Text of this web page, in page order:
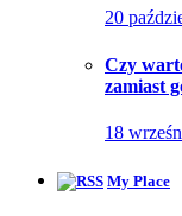
20
Czy
zamiast
18
My Place